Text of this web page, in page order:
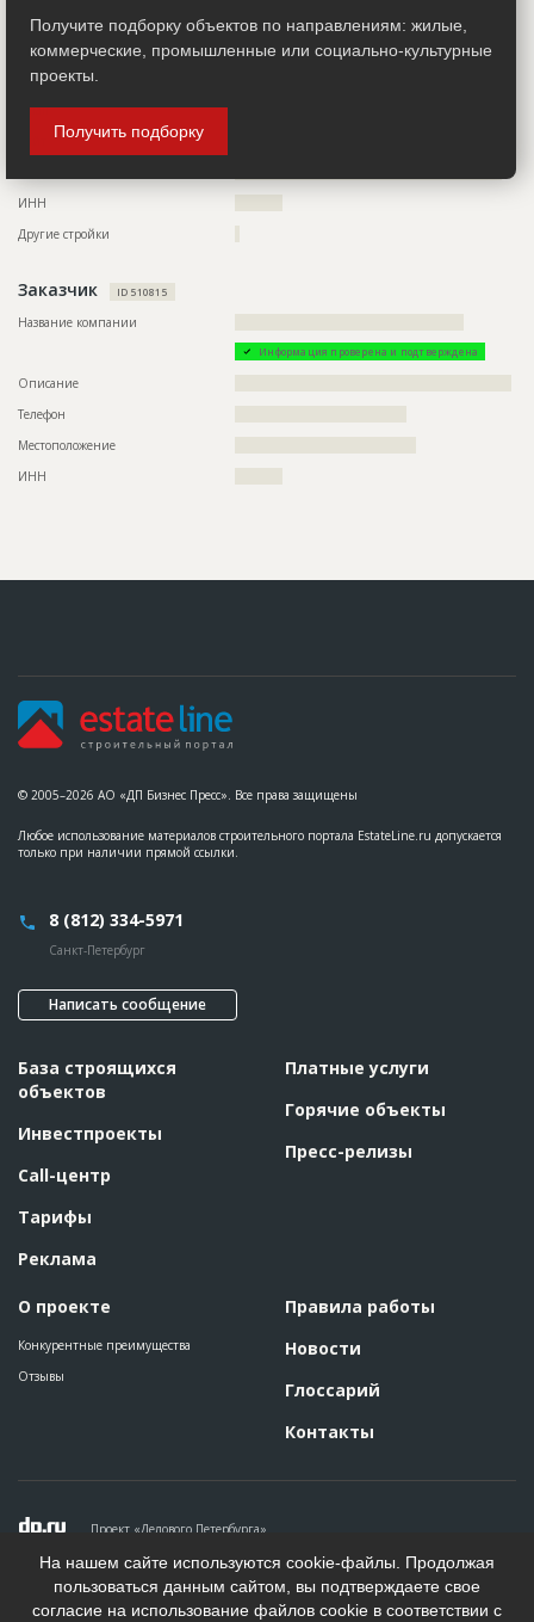
Предполагаемые потребности
????????????????????????????????????????????????????????
Телефон
?????????????????
Факс
Email
ИНН
Другие стройки
Заказчик ID 510815
Название компании
Информация проверена и подтверждена
Описание
Телефон
Местоположение
ИНН
© 2005–2026 АО «ДП Бизнес Пресс». Все права защищены
Любое использование материалов строительного портала EstateLine.ru допускается
только при наличии прямой ссылки.
8 (812) 334-5971
Санкт-Петербург
Написать сообщение
База строящихся
объектов
Инвестпроекты
Call-центр
Тарифы
Реклама
О проекте
Конкурентные преимущества
Отзывы
Платные услуги
Горячие объекты
Пресс-релизы
Правила работы
Новости
Глоссарий
Контакты
Проект «Делового Петербурга»
Политика конфиденциальности
Пользовательское соглашение
На информационном ресурсе применяются рекомендательные
технологии. Подробнее.
На нашем сайте используются cookie-файлы. Продолжая
пользоваться данным сайтом, вы подтверждаете свое
согласие на использование файлов cookie в соответствии с
Получите подборку объектов по направлениям: жилые,
коммерческие, промышленные или социально-культурные
проекты.
Получить подборку